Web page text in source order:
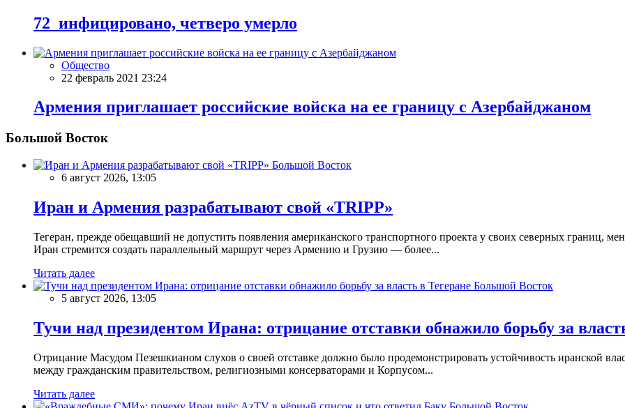
72 инфицировано, четверо умерло
Общество
22 февраль 2021 23:24
Армения приглашает российские войска на ее границу с Азербайджаном
Большой Восток
Большой Восток
6 август 2026, 13:05
Иран и Армения разрабатывают свой «TRIPP»
Тегеран, прежде обещавший не допустить появления американского транспортного проекта у своих северных границ,
Иран стремится создать параллельный маршрут через Армению и Грузию — более...
Читать далее
Большой Восток
5 август 2026, 13:05
Тучи над президентом Ирана: отрицание отставки обнажило борьбу за
Отрицание Масудом Пезешкианом слухов о своей отставке должно было продемонстрировать устойчивость иранской
между гражданским правительством, религиозными консерваторами и Корпусом...
Читать далее